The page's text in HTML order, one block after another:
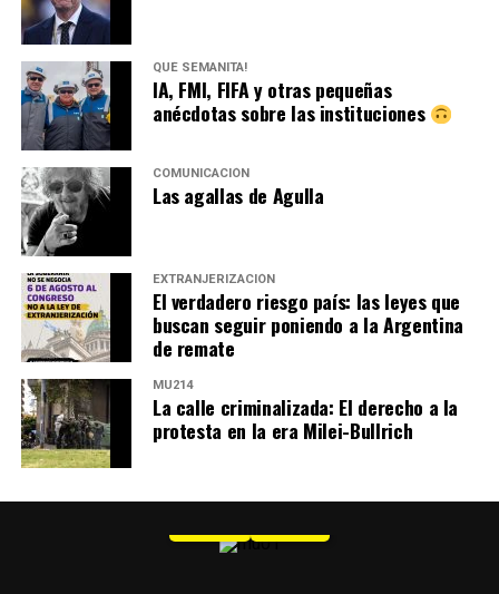
QUÉ SEMANITA!
IA, FMI, FIFA y otras pequeñas
anécdotas sobre las instituciones
COMUNICACIÓN
Las agallas de Agulla
EXTRANJERIZACIÓN
El verdadero riesgo país: las leyes que
buscan seguir poniendo a la Argentina
de remate
MU214
La calle criminalizada: El derecho a la
protesta en la era Milei-Bullrich